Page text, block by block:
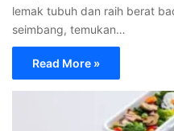
lemak tubuh dan raih berat
seimbang, temukan…
Read More »